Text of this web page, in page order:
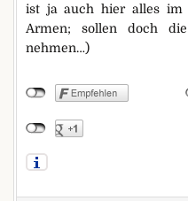
ist ja auch hier alles im
Armen; sollen doch
nehmen…)